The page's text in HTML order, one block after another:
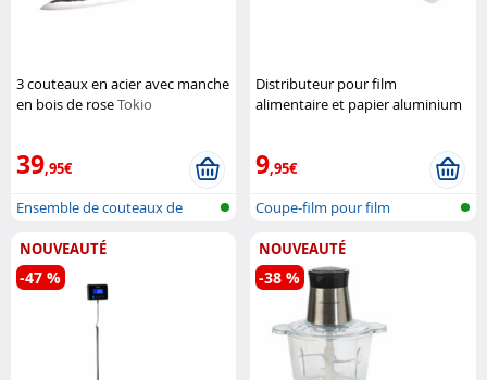
3 couteaux en acier avec manche
en bois de roseTokio
39,95€
Ensemble de couteaux de
Distributeur pour film
alimentaire et papier aluminium
9,95€
Coupe-film pour film
NOUVEAUTÉ
-47 %
NOUVEAUTÉ
-38 %